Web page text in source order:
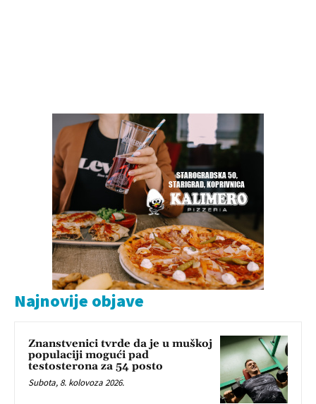
Najnovije objave
Znanstvenici tvrde da je u muškoj
populaciji mogući pad
testosterona za 54 posto
Subota, 8. kolovoza 2026.